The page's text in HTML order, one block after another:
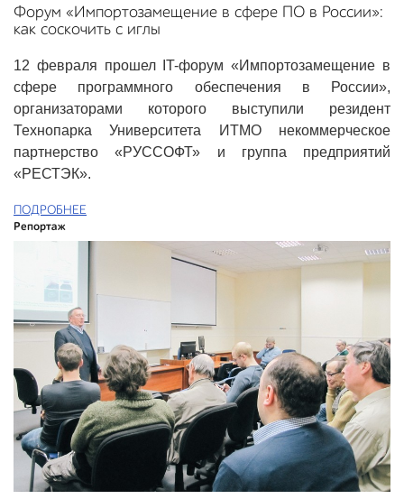
Форум «Импортозамещение в сфере ПО в России»:
как соскочить с иглы
12 февраля прошел IT-форум «Импортозамещение в
сфере программного обеспечения в России»,
организаторами которого выступили резидент
Технопарка Университета ИТМО некоммерческое
партнерство «РУССОФТ» и группа предприятий
«РЕСТЭК».
ПОДРОБНЕЕ
Репортаж